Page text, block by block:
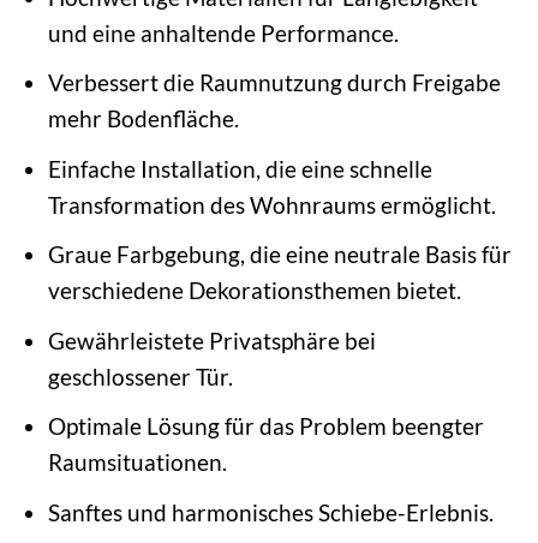
und eine anhaltende Performance.
Verbessert die Raumnutzung durch Freigabe
mehr Bodenfläche.
Einfache Installation, die eine schnelle
Transformation des Wohnraums ermöglicht.
Graue Farbgebung, die eine neutrale Basis für
verschiedene Dekorationsthemen bietet.
Gewährleistete Privatsphäre bei
geschlossener Tür.
Optimale Lösung für das Problem beengter
Raumsituationen.
Sanftes und harmonisches Schiebe-Erlebnis.